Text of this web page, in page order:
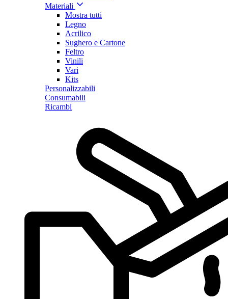
Materiali
Mostra tutti
Legno
Acrilico
Sughero e Cartone
Feltro
Vinili
Vari
Kits
Personalizzabili
Consumabili
Ricambi